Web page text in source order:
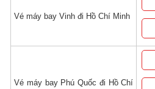
Vé máy bay Vinh đi Hồ Chí Minh
Vé máy bay Phú Quốc đi Hồ Chí